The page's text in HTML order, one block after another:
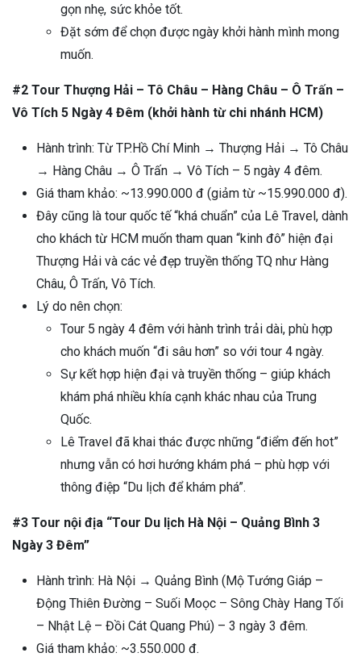
gọn nhẹ, sức khỏe tốt.
Đặt sớm để chọn được ngày khởi hành mình mong
muốn.
#2 Tour Thượng Hải – Tô Châu – Hàng Châu – Ô Trấn –
Vô Tích 5 Ngày 4 Đêm (khởi hành từ chi nhánh HCM)
Hành trình: Từ TP.Hồ Chí Minh → Thượng Hải → Tô Châu
→ Hàng Châu → Ô Trấn → Vô Tích – 5 ngày 4 đêm.
Giá tham khảo: ~13.990.000 đ (giảm từ ~15.990.000 đ).
Đây cũng là tour quốc tế “khá chuẩn” của Lê Travel, dành
cho khách từ HCM muốn tham quan “kinh đô” hiện đại
Thượng Hải và các vẻ đẹp truyền thống TQ như Hàng
Châu, Ô Trấn, Vô Tích.
Lý do nên chọn:
Tour 5 ngày 4 đêm với hành trình trải dài, phù hợp
cho khách muốn “đi sâu hơn” so với tour 4 ngày.
Sự kết hợp hiện đại và truyền thống – giúp khách
khám phá nhiều khía cạnh khác nhau của Trung
Quốc.
Lê Travel đã khai thác được những “điểm đến hot”
nhưng vẫn có hơi hướng khám phá – phù hợp với
thông điệp “Du lịch để khám phá”.
#3 Tour nội địa “Tour Du lịch Hà Nội – Quảng Bình 3
Ngày 3 Đêm”
Hành trình: Hà Nội → Quảng Bình (Mộ Tướng Giáp –
Động Thiên Đường – Suối Moọc – Sông Chày Hang Tối
– Nhật Lệ – Đồi Cát Quang Phú) – 3 ngày 3 đêm.
Giá tham khảo: ~3.550.000 đ.